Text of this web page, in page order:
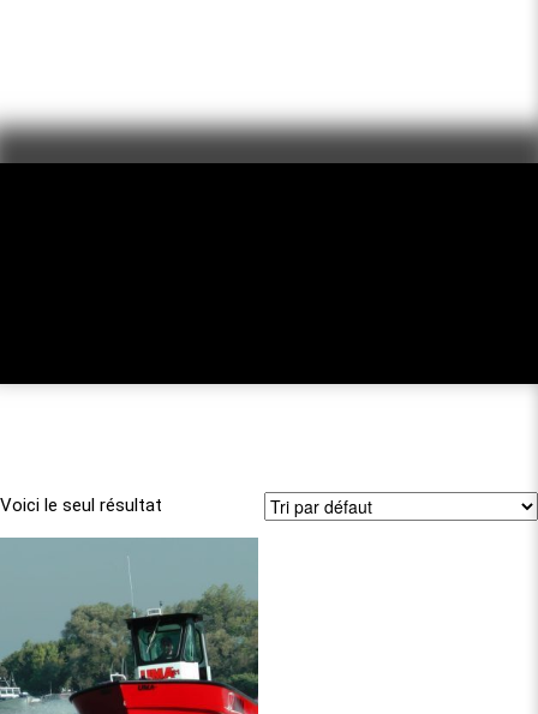
Voici le seul résultat